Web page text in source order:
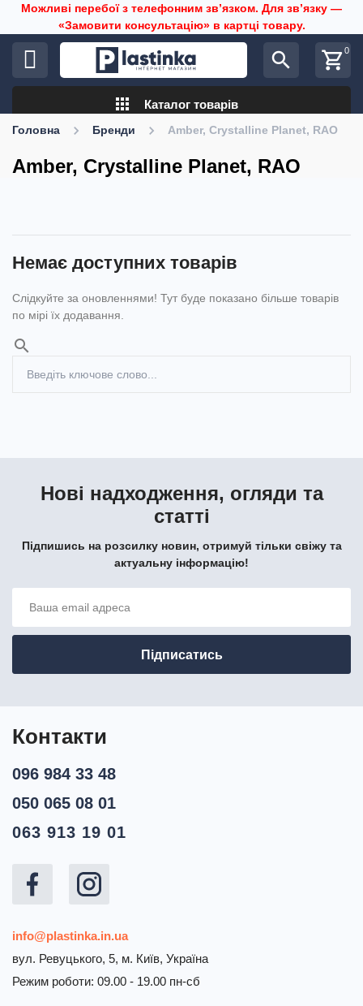
Можливі перебої з телефонним звʼязком. Для звʼязку —
«Замовити консультацію» в картці товару.
search shopping_cart0
apps Каталог товарів
Головна Бренди Amber, Crystalline Planet, RAO
Amber, Crystalline Planet, RAO
Немає доступних товарів
Слідкуйте за оновленнями! Тут буде показано більше товарів
по мірі їх додавання.
search
Нові надходження, огляди та
статті
Підпишись на розсилку новин, отримуй тільки свіжу та
актуальну інформацію!
Контакти
info@plastinka.in.ua
вул. Ревуцького, 5, м. Київ, Україна
Режим роботи: 09.00 - 19.00 пн-сб
096 984 33 48
050 065 08 01
063 913 19 01